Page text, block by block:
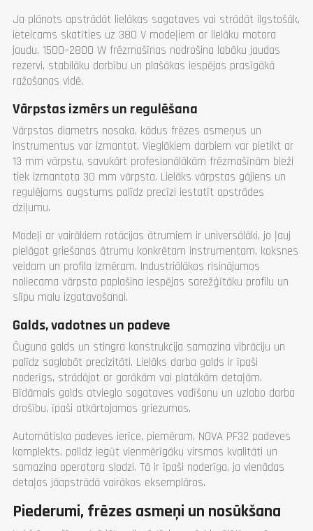
Ja plānots apstrādāt lielākas sagataves vai strādāt ilgstošāk,
ieteicams skatīties uz 380 V modeļiem ar lielāku motora
jaudu. 1500–2800 W frēzmašīnas nodrošina labāku jaudas
rezervi, stabilāku darbību un plašākas iespējas prasīgākā
ražošanas vidē.
Vārpstas izmērs un regulēšana
Vārpstas diametrs nosaka, kādus frēzes asmeņus un
instrumentus var izmantot. Vieglākiem darbiem var pietikt ar
13 mm vārpstu, savukārt profesionālākām frēzmašīnām bieži
tiek izmantota 30 mm vārpsta. Lielāks vārpstas gājiens un
regulējams augstums palīdz precīzi iestatīt apstrādes
dziļumu.
Modeļi ar vairākiem rotācijas ātrumiem ir universālāki, jo ļauj
pielāgot griešanas ātrumu konkrētam instrumentam, koksnes
veidam un profila izmēram. Industriālākos risinājumos
noliecama vārpsta paplašina iespējas sarežģītāku profilu un
slīpu malu izgatavošanai.
Galds, vadotnes un padeve
Čuguna galds un stingra konstrukcija samazina vibrāciju un
palīdz saglabāt precizitāti. Lielāks darba galds ir īpaši
noderīgs, strādājot ar garākām vai platākām detaļām.
Bīdāmais galds atvieglo sagataves vadīšanu un uzlabo darba
drošību, īpaši atkārtojamos griezumos.
Automātiska padeves ierīce, piemēram, NOVA PF32 padeves
komplekts, palīdz iegūt vienmērīgāku virsmas kvalitāti un
samazina operatora slodzi. Tā ir īpaši noderīga, ja vienādas
detaļas jāapstrādā vairākos eksemplāros.
Piederumi, frēzes asmeņi un nosūkšana